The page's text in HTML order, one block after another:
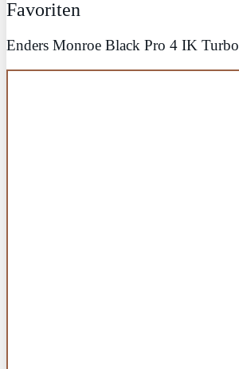
Favoriten
Enders Monroe Black Pro 4 IK Turbo